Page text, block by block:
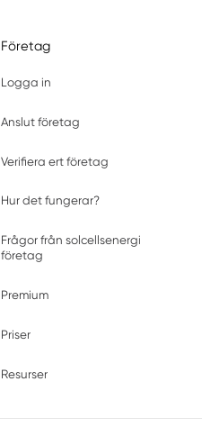
Företag
Logga in
Anslut företag
Verifiera ert företag
Hur det fungerar?
Frågor från solcellsenergi
företag
Premium
Priser
Resurser